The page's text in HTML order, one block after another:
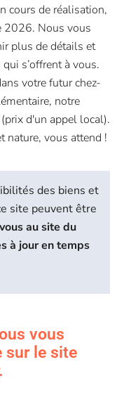
cours de réalisation,
2026. Nous vous
plus de détails et
s’offrent à vous.
votre futur chez-
notre
d'un appel local).
nature, vous attend !
des biens et
site peuvent être
au site du
à jour en temps
vous
sur le site